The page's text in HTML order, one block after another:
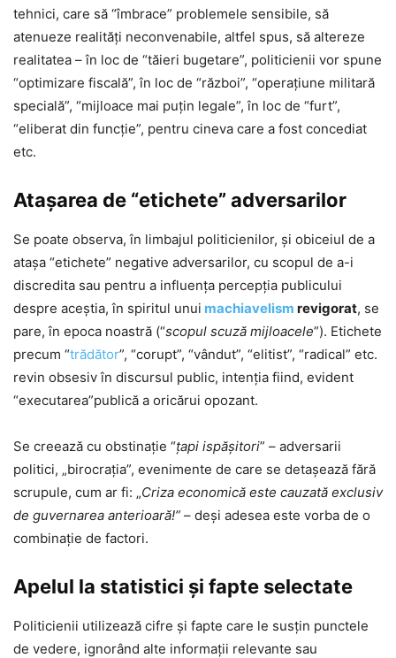
tehnici, care să “îmbrace” problemele sensibile, să
atenueze realităţi neconvenabile, altfel spus, să altereze
realitatea – în loc de “tăieri bugetare”, politicienii vor spune
“optimizare fiscală”, în loc de “război”, “operaţiune militară
specială”, “mijloace mai puţin legale”, în loc de “furt”,
“eliberat din funcţie”, pentru cineva care a fost concediat
etc.
Atașarea de “etichete” adversarilor
Se poate observa, în limbajul politicienilor, şi obiceiul de a
ataşa “etichete” negative adversarilor, cu scopul de a-i
discredita sau pentru a influența percepția publicului
despre aceștia, în spiritul unui machiavelism revigorat, se
pare, în epoca noastră (“scopul scuză mijloacele”). Etichete
precum “trădător”, “corupt”, “vândut”, “elitist”, “radical” etc.
revin obsesiv în discursul public, intenţia fiind, evident
“executarea”publică a oricărui opozant.
Se creează cu obstinaţie “țapi ispășitori” – adversarii
politici, „birocrația”, evenimente de care se detaşează fără
scrupule, cum ar fi: „Criza economică este cauzată exclusiv
de guvernarea anterioară!” – deși adesea este vorba de o
combinație de factori.
Apelul la statistici și fapte selectate
Politicienii utilizează cifre și fapte care le susțin punctele
de vedere, ignorând alte informații relevante sau